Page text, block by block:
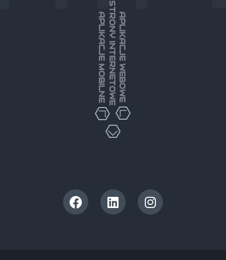
APLIKACJE MOBILNESTRONY INTERNETOWEAPLIKACJE WEBOWE